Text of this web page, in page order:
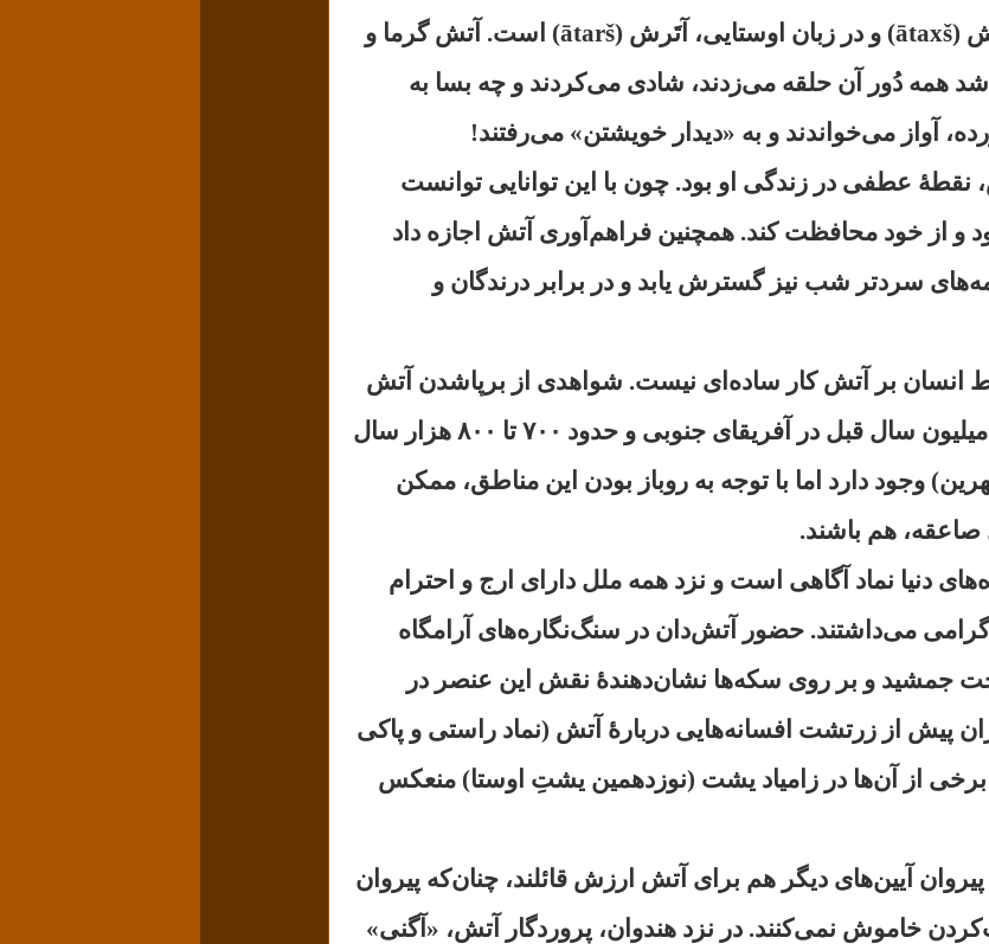
آتش گرما و
همه دُور آن حلقه می‌زدند، شادی می‌کردند و چه بسا به
آواز می‌خواندند و به «دیدار خویشتن» می‌رفتند!
نقطهٔ عطفی در زندگی او بود. چون با این توانایی توانست
و از خود محافظت کند. همچنین فراهم‌آوری آتش اجازه داد
سردتر شب نیز گسترش یابد و در برابر درندگان و
انسان بر آتش کار ساده‌ای نیست. شواهدی از برپاشدن آتش
در بیش از یک تا یک و نیم میلیون سال قبل در آفریقای جنوبی و حدود ۷۰۰ تا ۸۰۰ هزار سال
وجود دارد اما با توجه به روباز بودن این مناطق، ممکن
هم باشند.
دنیا نماد آگاهی است و نزد همه ملل دارای ارج و احترام
گرامی می‌داشتند. حضور آتش‌دان در سنگ‌نگاره‌های آرامگاه
جمشید و بر روی سکه‌ها نشان‌دهندهٔ نقش این عنصر در
پیش از زرتشت افسانه‌هایی دربارهٔ آتش (نماد راستی و پاکی
از آن‌ها در زامیاد یشت (نوزدهمین یشتِ اوستا) منعکس
پیروان آیین‌های دیگر هم برای آتش ارزش قائلند، چنان‌که پیروان
خاموش نمی‌کنند. در نزد هندوان، پروردگار آتش، «آگنی»